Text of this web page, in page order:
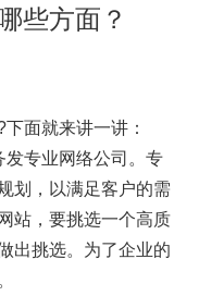
些方面？
面就来讲一讲：
发专业网络公司。专
划，以满足客户的需
站，要挑选一个高质
出挑选。为了企业的